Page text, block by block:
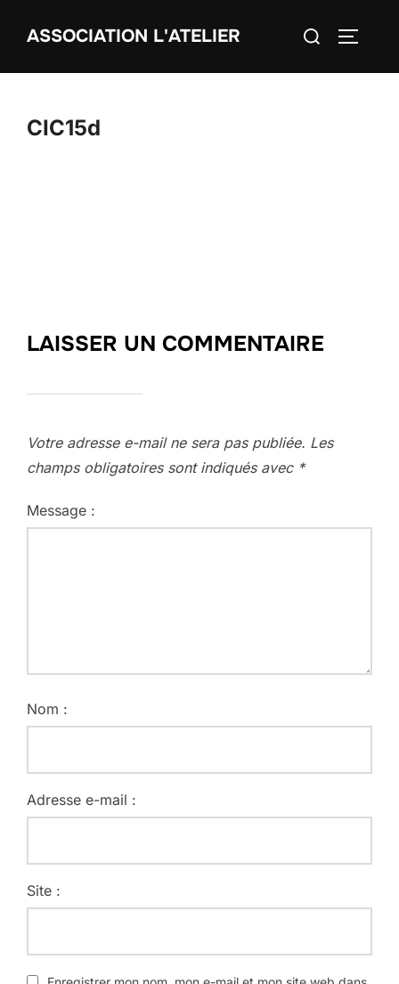
ASSOCIATION L'ATELIER Rechercher :
CIC15d
LAISSER UN COMMENTAIRE
Votre adresse e-mail ne sera pas publiée. Les
champs obligatoires sont indiqués avec *
Message :
Nom :
Adresse e-mail :
Site :